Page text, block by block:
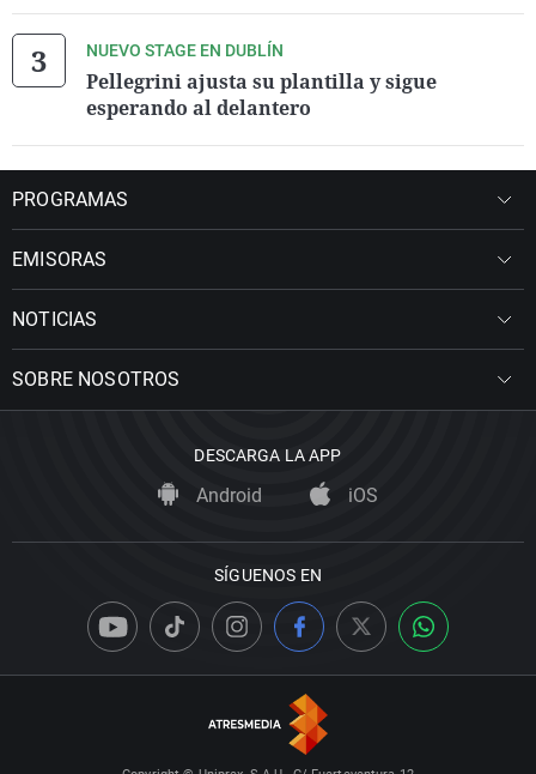
NUEVO STAGE EN DUBLÍN
Pellegrini ajusta su plantilla y sigue
esperando al delantero
PROGRAMAS
EMISORAS
NOTICIAS
SOBRE NOSOTROS
DESCARGA LA APP
Android iOS
SÍGUENOS EN